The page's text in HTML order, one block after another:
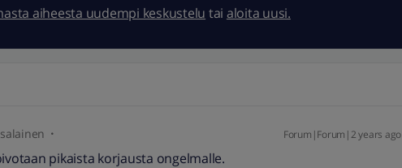
aiheesta uudempi keskustelu tai aloita uusi.
Forum|Forum|2 years ago
pikaista korjausta ongelmalle.